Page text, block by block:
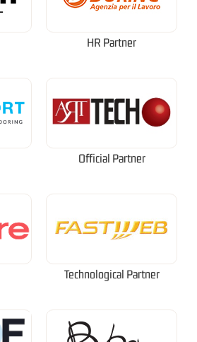
HR Partner
Official Partner
Technological Partner